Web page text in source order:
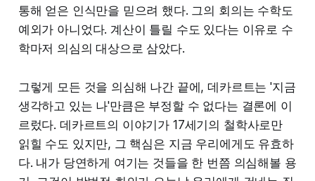
통해 얻은 인식만을 믿으려 했다. 그의 회의는 수학도
예외가 아니었다. 계산이 틀릴 수도 있다는 이유로 수
학마저 의심의 대상으로 삼았다.
그렇게 모든 것을 의심해 나간 끝에, 데카르트는 '지금
생각하고 있는 나'만큼은 부정할 수 없다는 결론에 이
르렀다. 데카르트의 이야기가 17세기의 철학사로만
읽힐 수도 있지만, 그 핵심은 지금 우리에게도 유효하
다. 내가 당연하게 여기는 것들을 한 번쯤 의심해볼 용